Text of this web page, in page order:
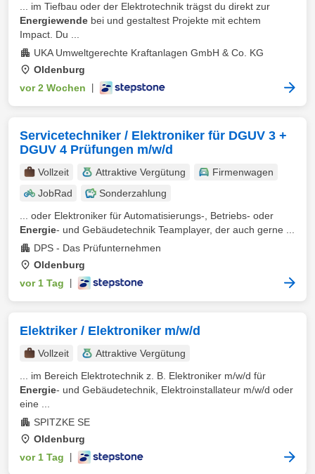
... im Tiefbau oder der Elektrotechnik trägst du direkt zur
Energiewende bei und gestaltest Projekte mit echtem
Impact. Du ...
UKA Umweltgerechte Kraftanlagen GmbH & Co. KG
Oldenburg
vor 2 Wochen
Servicetechniker / Elektroniker für DGUV 3 +
DGUV 4 Prüfungen m/w/d
Vollzeit Attraktive Vergütung
Firmenwagen
JobRad
Sonderzahlung
... oder Elektroniker für Automatisierungs-, Betriebs- oder
Energie- und Gebäudetechnik Teamplayer, der auch gerne ...
DPS - Das Prüfunternehmen
Oldenburg
vor 1 Tag
Elektriker / Elektroniker m/w/d
Vollzeit
Attraktive Vergütung
... im Bereich Elektrotechnik z. B. Elektroniker m/w/d für
Energie- und Gebäudetechnik, Elektroinstallateur m/w/d oder
eine ...
SPITZKE SE
Oldenburg
vor 1 Tag